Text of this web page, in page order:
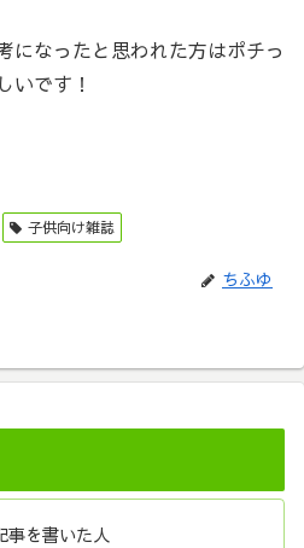
になったと思われた方はポチっ
いです！
子供向け雑誌
ちふゆ
事を書いた人